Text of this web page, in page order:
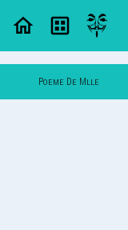
Poeme De Mlle